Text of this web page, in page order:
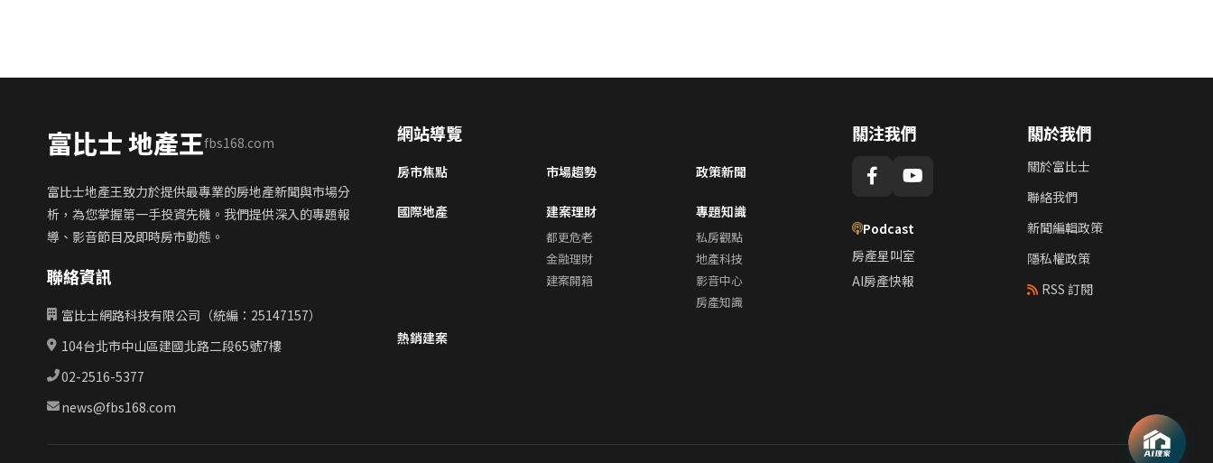
富比士 地產王fbs168.com
富比士地產王致力於提供最專業的房地產新聞與市場分
析，為您掌握第一手投資先機。我們提供深入的專題報
導、影音節目及即時房市動態。
聯絡資訊
富比士網路科技有限公司（統編：25147157）
104台北市中山區建國北路二段65號7樓
02-2516-5377
news@fbs168.com
網站導覽
房市焦點 市場趨勢 政策新聞
國際地產 建案理財
都更危老
金融理財
建案開箱
專題知識
私房觀點
地產科技
影音中心
房產知識
熱銷建案
關注我們
Podcast
房產星叫室
AI房產快報
關於我們
關於富比士
聯絡我們
新聞編輯政策
隱私權政策
RSS 訂閱